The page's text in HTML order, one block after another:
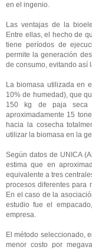
en el ingenio.
Las ventajas de la
Entre ellas, el hecho de
tiene períodos de
permite la generación
de consumo, evitando así
La biomasa utilizada en
10% de humedad), que
150 kg de paja seca
aproximadamente 15
hacia la cosecha
utilizar la biomasa en la
Según datos de UNICA
estima que en
equivalente a tres
procesos diferentes para
En el caso de la
estudio fue el
empresa.
El método seleccionado,
menor costo por